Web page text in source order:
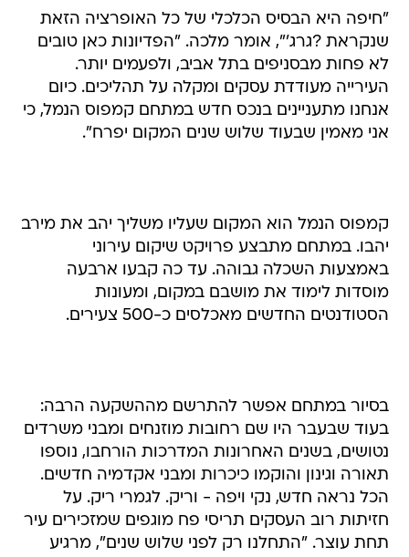
"חיפה היא הבסיס הכלכלי של כל האופרציה הזאת
שנקראת ?גרג'", אומר מלכה. "הפדיונות כאן טובים
לא פחות מבסניפים בתל אביב, ולפעמים יותר.
העירייה מעודדת עסקים ומקלה על תהליכים. כיום
אנחנו מתעניינים בנכס חדש במתחם קמפוס הנמל, כי
אני מאמין שבעוד שלוש שנים המקום יפרח".
קמפוס הנמל הוא המקום שעליו משליך יהב את מירב
יהבו. במתחם מתבצע פרויקט שיקום עירוני
באמצעות השכלה גבוהה. עד כה קבעו ארבעה
מוסדות לימוד את מושבם במקום, ומעונות
הסטודנטים החדשים מאכלסים כ-500 צעירים.
בסיור במתחם אפשר להתרשם מההשקעה הרבה:
בעוד שבעבר היו שם רחובות מוזנחים ומבני משרדים
נטושים, בשנים האחרונות המדרכות הורחבו, נוספו
תאורה וגינון והוקמו כיכרות ומבני אקדמיה חדשים.
הכל נראה חדש, נקי ויפה - וריק. לגמרי ריק. על
חזיתות רוב העסקים תריסי פח מוגפים שמזכירים עיר
תחת עוצר. "התחלנו רק לפני שלוש שנים", מרגיע